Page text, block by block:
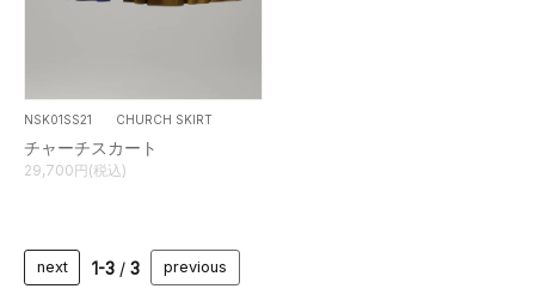
NSK01SS21 CHURCH SKIRT
チャーチスカート
29,700円(税込)
next 1-3 / 3 previous